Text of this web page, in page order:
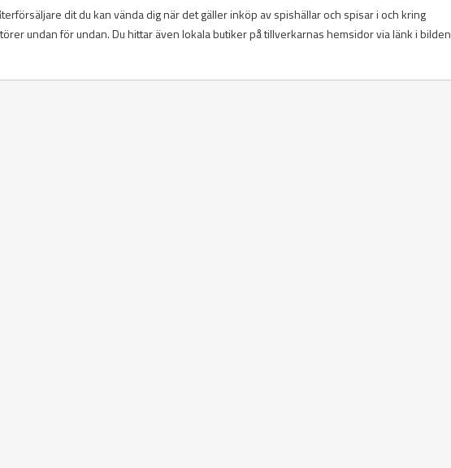
dit du kan vända dig när det gäller inköp av spishällar och spisar i och kring
undan för undan. Du hittar även lokala butiker på tillverkarnas hemsidor via länk i bilden